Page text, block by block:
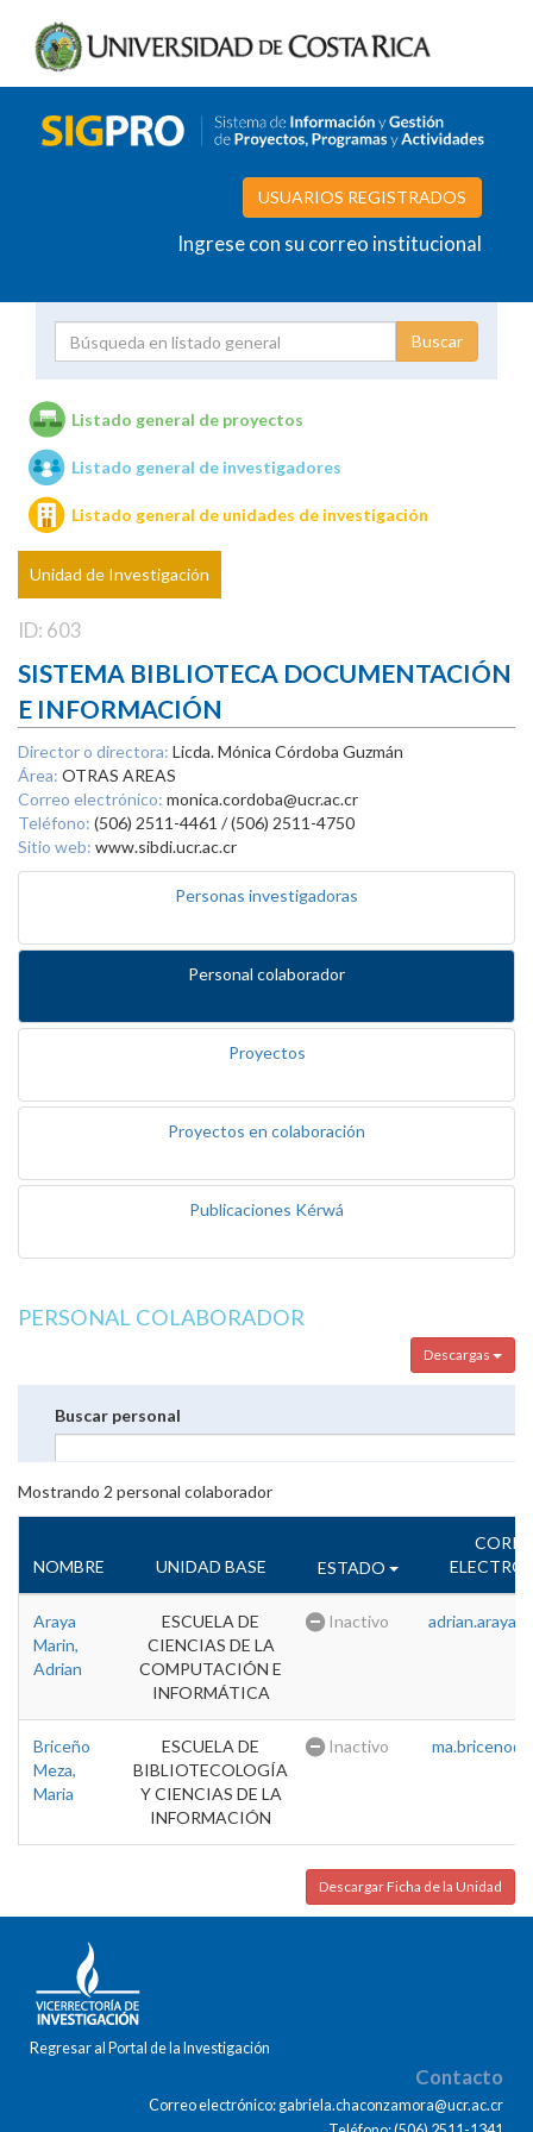
USUARIOS REGISTRADOS
Ingrese con su correo institucional
Unidades de investigación
Listado general de proyectos
Listado general de investigadores
Listado general de unidades de investigación
Unidad de Investigación
ID: 603
SISTEMA BIBLIOTECA DOCUMENTACIÓN
E INFORMACIÓN
Director o directora: Licda. Mónica Córdoba Guzmán
Área: OTRAS AREAS
Correo electrónico: monica.cordoba@ucr.ac.cr
Teléfono: (506) 2511-4461 / (506) 2511-4750
Sitio web: www.sibdi.ucr.ac.cr
Personas investigadoras
Personal colaborador
Proyectos
Proyectos en colaboración
Publicaciones Kérwá
PERSONAL COLABORADOR
Descargas
Buscar personal
Mostrando 2 personal colaborador
NOMBRE UNIDAD BASE ESTADO
Araya
Marin,
Adrian
ESCUELA DE
CIENCIAS DE LA
COMPUTACIÓN E
INFORMÁTICA
Inactivo
Briceño
Meza,
Maria
ESCUELA DE
BIBLIOTECOLOGÍA
Y CIENCIAS DE LA
INFORMACIÓN
Inactivo
Descargar Ficha de la Unidad
Regresar al Portal de la Investigación
Contacto
Correo electrónico: gabriela.chaconzamora@ucr.ac.cr